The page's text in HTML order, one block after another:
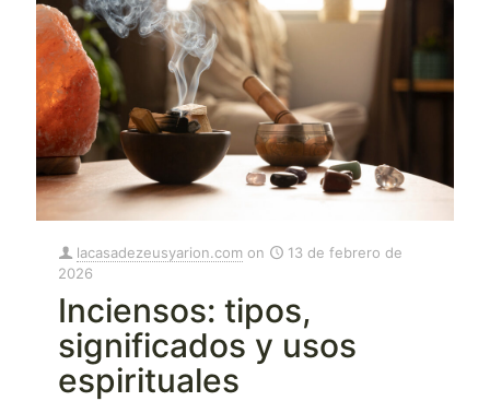
lacasadezeusyarion.com on
13 de febrero de
2026
Inciensos: tipos,
significados y usos
espirituales